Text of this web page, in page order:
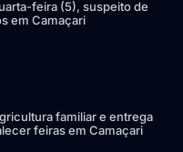
feira (5), suspeito de
em Camaçari
familiar e entrega
feiras em Camaçari